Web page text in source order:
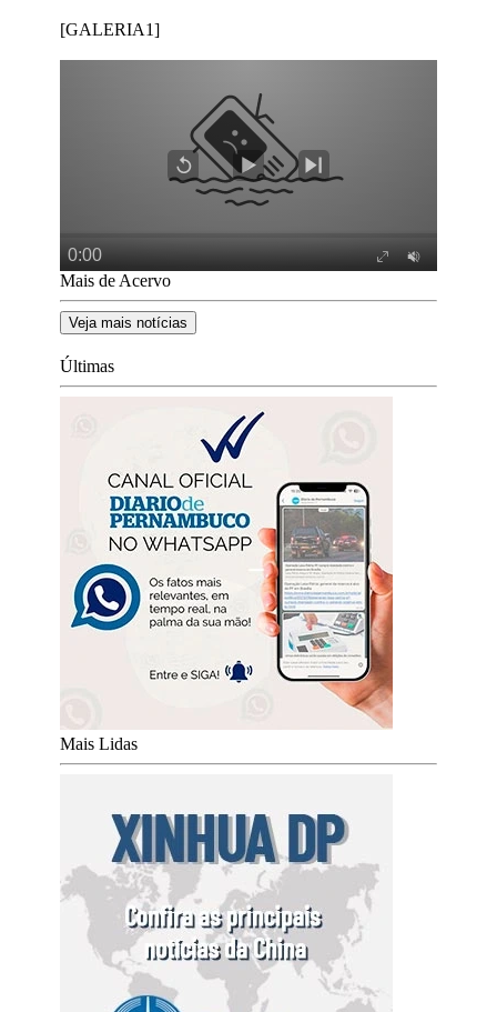
[GALERIA1]
Mais de Acervo
Veja mais notícias
Últimas
Mais Lidas